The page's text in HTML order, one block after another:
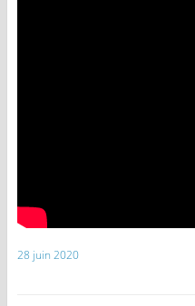
28 juin 2020